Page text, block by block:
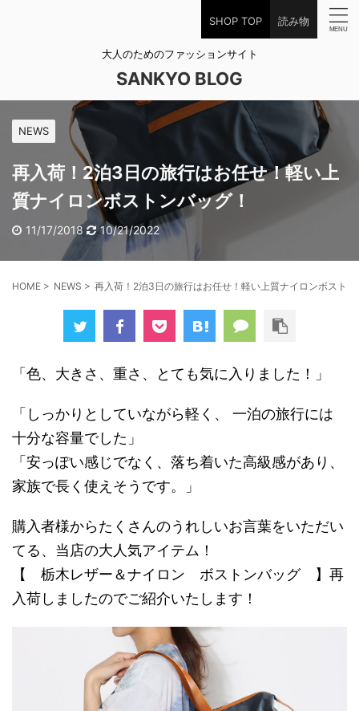
SHOP TOP 読み物
大人のためのファッションサイト
SANKYO BLOG
NEWS
再入荷！2泊3日の旅行はお任せ！軽い上
質ナイロンボストンバッグ！
11/17/2018 10/21/2022
HOME > NEWS > 再入荷！2泊3日の旅行はお任せ！軽い上質ナイロンボストン
「色、大きさ、重さ、とても気に入りました！」
「しっかりとしていながら軽く、 一泊の旅行には
十分な容量でした」
「安っぽい感じでなく、落ち着いた高級感があり、
家族で長く使えそうです。」
購入者様からたくさんのうれしいお言葉をいただい
てる、当店の大人気アイテム！
【 栃木レザー＆ナイロン ボストンバッグ 】再
入荷しましたのでご紹介いたします！